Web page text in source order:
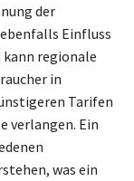
der
Einfluss
kann regionale
in
Tarifen
verlangen. Ein
was ein